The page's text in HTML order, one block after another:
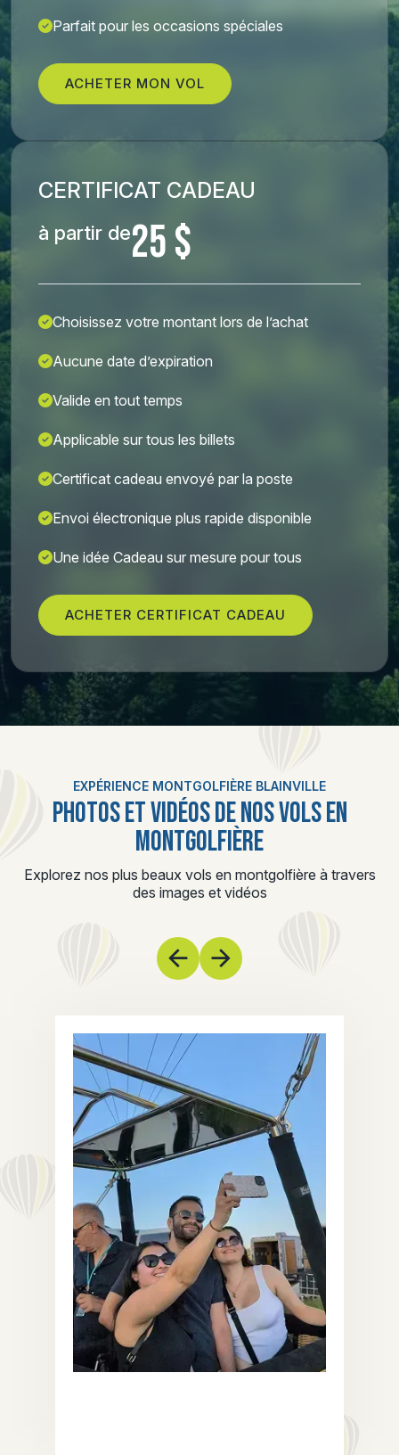
Parfait pour les occasions spéciales
ACHETER MON VOL
CERTIFICAT CADEAU
à partir de25 $
Choisissez votre montant lors de l’achat
Aucune date d’expiration
Valide en tout temps
Applicable sur tous les billets
Certificat cadeau envoyé par la poste
Envoi électronique plus rapide disponible
Une idée Cadeau sur mesure pour tous
ACHETER CERTIFICAT CADEAU
EXPÉRIENCE MONTGOLFIÈRE BLAINVILLE
PHOTOS ET VIDÉOS DE NOS VOLS EN
MONTGOLFIÈRE
Explorez nos plus beaux vols en montgolfière à travers
des images et vidéos